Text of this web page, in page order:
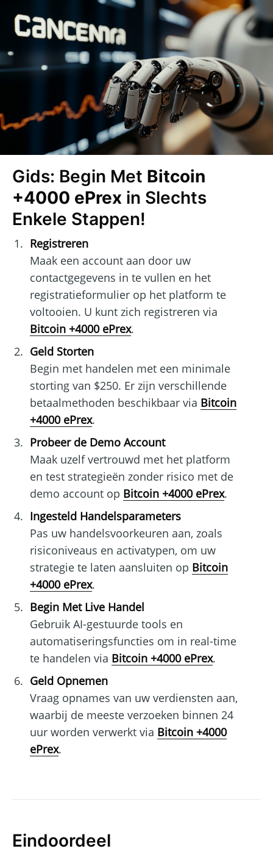
Gids: Begin Met Bitcoin
+4000 ePrex in Slechts
Enkele Stappen!
Registreren
Maak een account aan door uw
contactgegevens in te vullen en het
registratieformulier op het platform te
voltooien. U kunt zich registreren via
Bitcoin +4000 ePrex.
Geld Storten
Begin met handelen met een minimale
storting van $250. Er zijn verschillende
betaalmethoden beschikbaar via Bitcoin
+4000 ePrex.
Probeer de Demo Account
Maak uzelf vertrouwd met het platform
en test strategieën zonder risico met de
demo account op Bitcoin +4000 ePrex.
Ingesteld Handelsparameters
Pas uw handelsvoorkeuren aan, zoals
risiconiveaus en activatypen, om uw
strategie te laten aansluiten op Bitcoin
+4000 ePrex.
Begin Met Live Handel
Gebruik AI-gestuurde tools en
automatiseringsfuncties om in real-time
te handelen via Bitcoin +4000 ePrex.
Geld Opnemen
Vraag opnames van uw verdiensten aan,
waarbij de meeste verzoeken binnen 24
uur worden verwerkt via Bitcoin +4000
ePrex.
Eindoordeel